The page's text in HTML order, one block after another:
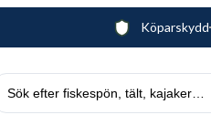
Köparskydd